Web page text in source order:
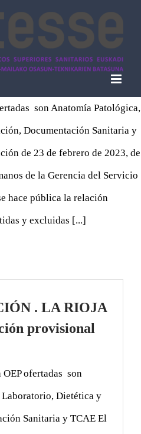
son Anatomía Patológica,
Documentación Sanitaria y
de 23 de febrero de 2023, de
de la Gerencia del Servicio
hace pública la relación
y excluidas [...]
. LA RIOJA
provisional
OEP ofertadas son
Dietética y
Sanitaria y TCAE El